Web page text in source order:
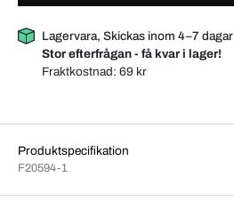
Lagervara, Skickas inom 4–7 dagar
Stor efterfrågan - få kvar i lager!
Fraktkostnad:69 kr
Produktspecifikation
F20594-1